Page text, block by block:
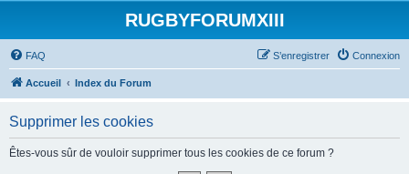
RUGBYFORUMXIII
FAQ Connexion
S’enregistrer
Accueil Index du Forum
Supprimer les cookies
Êtes-vous sûr de vouloir supprimer tous les cookies de ce forum ?